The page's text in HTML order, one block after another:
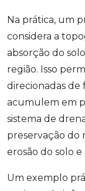
Na prática, um
considera a
absorção do
região. Isso
direcionadas de
acumulem em
sistema de
preservação do
erosão do solo
Um exemplo